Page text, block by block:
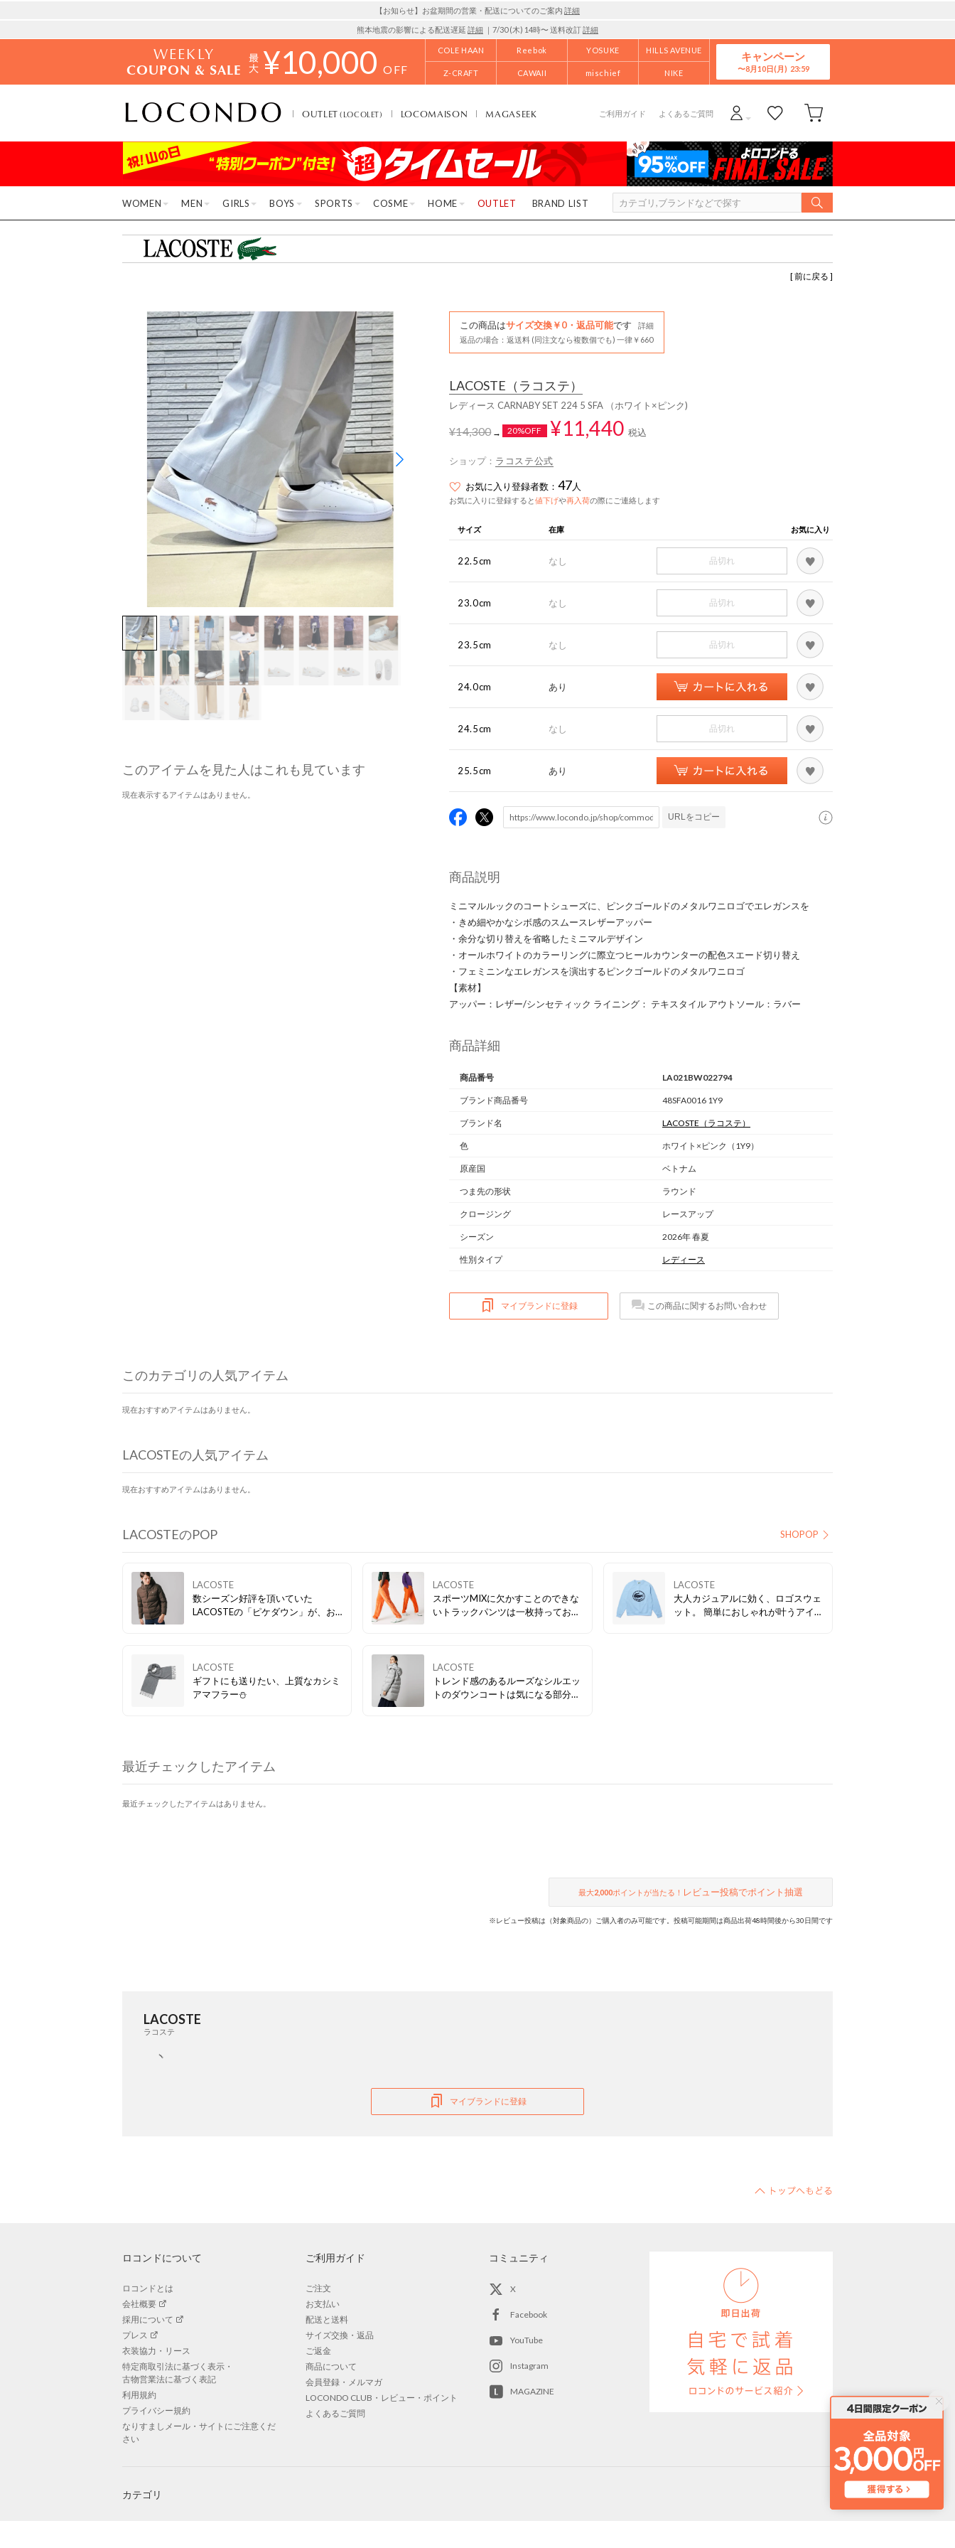
【お知らせ】お盆期間の営業・配送についてのご案内 詳細
熊本地震の影響による配送遅延 詳細 ｜7/30 (木) 14時〜 送料改訂詳細
WEEKLY
COUPON & SALE ¥10,000 OFF
COLE HAAN Reebok YOSUKE HILLS AVENUE
Z-CRAFT CAWAII mischief NIKE
キャンペーン
8月10日(月)
OUTLET(LOCOLET) LOCOMAISON MAGASEEK ご利用ガイド よくあるご質問
WOMEN MEN GIRLS BOYS SPORTS COSME HOME OUTLET BRAND LIST
[ 前に戻る ]
このアイテムを見た人はこれも見ています
現在表示するアイテムはありません。
この商品はサイズ交換￥0・返品可能です
詳細
返品の場合：返送料 (同注文なら複数個でも) 一律￥660
LACOSTE （ラコステ）
レディース CARNABY SET 224 5 SFA （ホワイト×ピンク)
¥14,300→ 20%OFF ¥11,440 税込
ショップ： ラコステ公式
お気に入り登録者数： 47人
お気に入りに登録すると値下げや再入荷の際にご連絡します
サイズ 在庫 お気に入り
22.5cm なし 品切れ
23.0cm なし 品切れ
23.5cm なし 品切れ
24.0cm あり
24.5cm なし 品切れ
25.5cm あり
URLをコピー
商品説明
ミニマルルックのコートシューズに、ピンクゴールドのメタルワニロゴでエレガンスを
・きめ細やかなシボ感のスムースレザーアッパー
・余分な切り替えを省略したミニマルデザイン
・オールホワイトのカラーリングに際立つヒールカウンターの配色スエード切り替え
・フェミニンなエレガンスを演出するピンクゴールドのメタルワニロゴ
【素材】
アッパー：レザー/シンセティック ライニング： テキスタイル アウトソール：ラバー
商品詳細
商品番号 LA021BW022794
ブランド商品番号 48SFA0016 1Y9
ブランド名 LACOSTE （ラコステ）
色 ホワイト×ピンク（1Y9）
原産国 ベトナム
つま先の形状 ラウンド
クロージング レースアップ
シーズン 2026年 春夏
性別タイプ レディース
マイブランドに登録 この商品に関するお問い合わせ
このカテゴリの人気アイテム
現在おすすめアイテムはありません。
LACOSTEの人気アイテム
現在おすすめアイテムはありません。
LACOSTEのPOP SHOPOP
LACOSTE
数シーズン好評を頂いていた
LACOSTEの「ピケダウン」が、お
LACOSTE
スポーツMIXに欠かすことのできな
いトラックパンツは一枚持っておく
LACOSTE
大人カジュアルに効く、ロゴスウェ
ット。 簡単におしゃれが叶うアイテ
LACOSTE
ギフトにも送りたい、上質なカシミ
アマフラー⛄
LACOSTE
トレンド感のあるルーズなシルエッ
トのダウンコートは気になる部分も
最近チェックしたアイテム
最近チェックしたアイテムはありません。
最大2,000ポイントが当たる！ レビュー投稿でポイント抽選
※レビュー投稿は（対象商品の）ご購入者のみ可能です。投稿可能期間は商品出荷48時間後から30日間です
LACOSTE
ラコステ
マイブランドに登録
ロコンドについて
ロコンドとは
会社概要
採用について
プレス
衣装協力・リース
特定商取引法に基づく表示・
古物営業法に基づく表記
利用規約
プライバシー規約
なりすましメール・サイトにご注意くだ
さい
ご利用ガイド
ご注文
お支払い
配送と送料
サイズ交換・返品
ご返金
商品について
会員登録・メルマガ
LOCONDO CLUB・レビュー・ポイント
よくあるご質問
コミュニティ
X
Facebook
YouTube
Instagram
MAGAZINE
カテゴリ